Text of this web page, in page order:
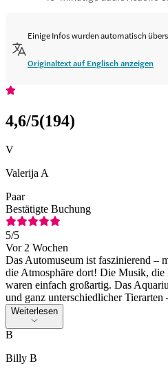
Einige Infos wurden automatisch
Originaltext auf Englisch anzeigen
4,6/5(194)
V
Valerija A
Paar
Bestätigte Buchung
5/5
Vor 2 Wochen
Das Automuseum ist faszinierend –
die Atmosphäre dort! Die Musik,
waren einfach großartig. Das
und ganz unterschiedlicher Tierarten
Weiterlesen
B
Billy B